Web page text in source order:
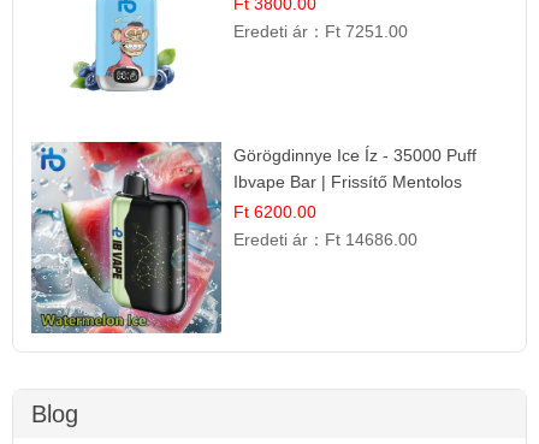
Eredeti ár： Ft 7251.00
Görögdinnye Ice Íz - 35000 Puff
Ibvape Bar | Frissítő Mentolos
Élmény!
Ft 6200.00
Eredeti ár： Ft 14686.00
Blog